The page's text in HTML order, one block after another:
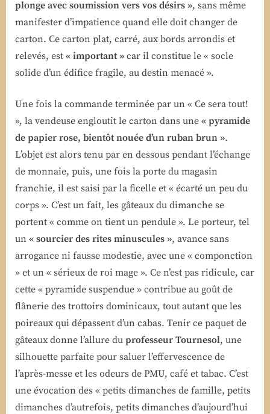
plonge avec soumission vers vos désirs », sans même
manifester d’impatience quand elle doit changer de
carton. Ce carton plat, carré, aux bords arrondis et
relevés, est « important » car il constitue le « socle
solide d’un édifice fragile, au destin menacé ».
Une fois la commande terminée par un « Ce sera tout!
», la vendeuse engloutit le carton dans une « pyramide
de papier rose, bientôt nouée d’un ruban brun ».
L’objet est alors tenu par en dessous pendant l’échange
de monnaie, puis, une fois la porte du magasin
franchie, il est saisi par la ficelle et « écarté un peu du
corps ». C’est un fait, les gâteaux du dimanche se
portent « comme on tient un pendule ». Le porteur, tel
un « sourcier des rites minuscules », avance sans
arrogance ni fausse modestie, avec une « componction
» et un « sérieux de roi mage ». Ce n’est pas ridicule, car
cette « pyramide suspendue » contribue au goût de
flânerie des trottoirs dominicaux, tout autant que les
poireaux qui dépassent d’un cabas. Tenir ce paquet de
gâteaux donne l’allure du professeur Tournesol, une
silhouette parfaite pour saluer l’effervescence de
l’après-messe et les odeurs de PMU, café et tabac. C’est
une évocation des « petits dimanches de famille, petits
dimanches d’autrefois, petits dimanches d’aujourd’hui